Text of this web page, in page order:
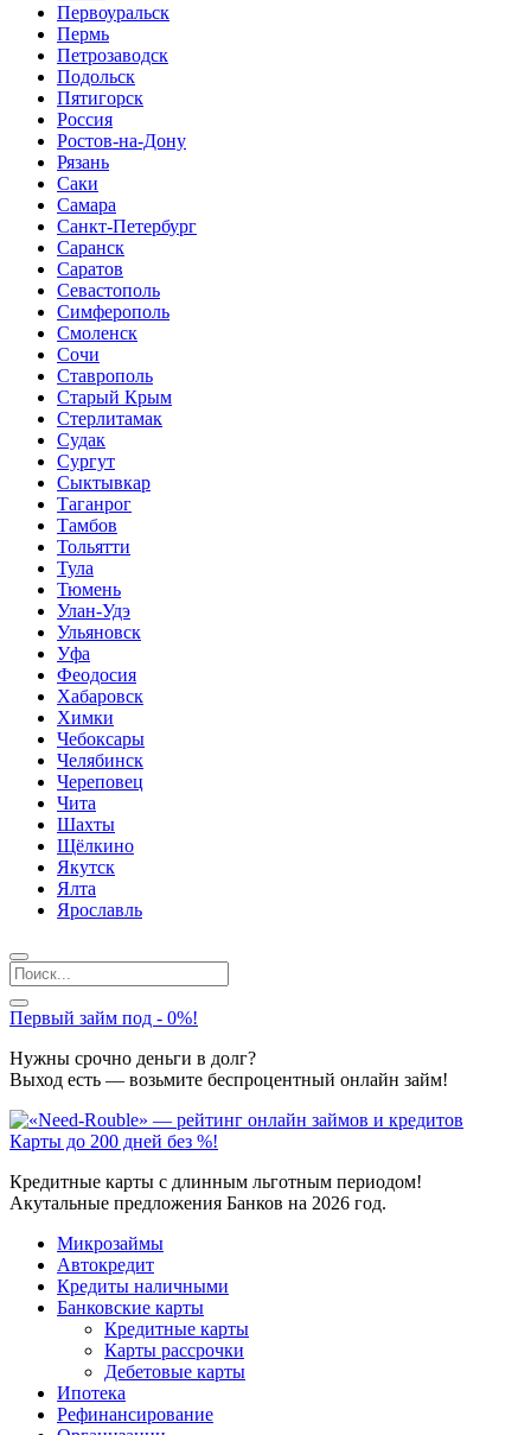
Первоуральск
Пермь
Петрозаводск
Подольск
Пятигорск
Россия
Ростов-на-Дону
Рязань
Саки
Самара
Санкт-Петербург
Саранск
Саратов
Севастополь
Симферополь
Смоленск
Сочи
Ставрополь
Старый Крым
Стерлитамак
Судак
Сургут
Сыктывкар
Таганрог
Тамбов
Тольятти
Тула
Тюмень
Улан-Удэ
Ульяновск
Уфа
Феодосия
Хабаровск
Химки
Чебоксары
Челябинск
Череповец
Чита
Шахты
Щёлкино
Якутск
Ялта
Ярославль
Первый займ под - 0%!
Нужны срочно деньги в долг?
Выход есть — возьмите беспроцентный онлайн займ!
Карты до 200 дней без %!
Кредитные карты с длинным льготным периодом!
Акутальные предложения Банков на 2026 год.
Микрозаймы
Автокредит
Кредиты наличными
Банковские карты
Кредитные карты
Карты рассрочки
Дебетовые карты
Ипотека
Рефинансирование